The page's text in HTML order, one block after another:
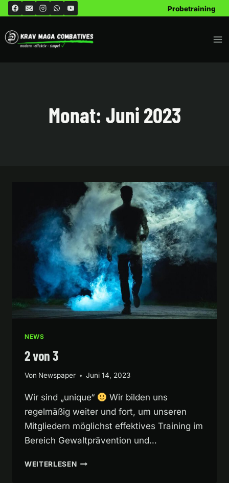
Zum
springen
Probetraining
Monat: Juni 2023
NEWS
2 von 3
Von Newspaper Juni 14, 2023
Wir sind „unique“
Wir bilden uns
regelmäßig weiter und fort, um unseren
Mitgliedern möglichst effektives Training im
Bereich Gewaltprävention und…
WEITERLESEN2